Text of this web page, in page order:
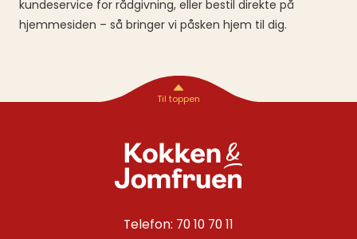
kundeservice for rådgivning, eller bestil direkte på
hjemmesiden – så bringer vi påsken hjem til dig.
Telefon: 70 10 70 11